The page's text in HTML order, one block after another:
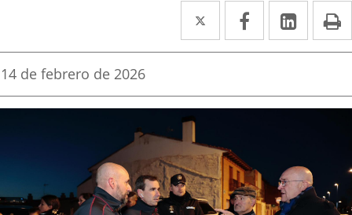
Twitter
Enlace
a
aplicación
Facebook
Enlace
a
aplicación
Enlace
a
Fecha
la
14 de febrero de 2026